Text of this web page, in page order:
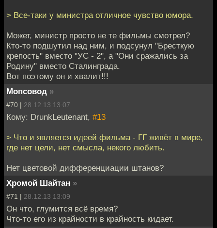
> Все-таки у министра отличное чувство юмора.
Может, министр просто не те фильмы смотрел?
Кто-то подшутил над ним, и подсунул "Бресткую
крепость" вместо "УС - 2", а "Они сражались за
Родину" вместо Сталинграда.
Вот поэтому он и хвалит!!!
Мопсовод »
#70 | 28.12.13 13:07
Кому: DrunkLeutenant, #13
> Что и является идеей фильма - ГГ живёт в мире,
где нет цели, нет смысла, некого любить.
Нет цветовой дифференциации штанов?
Хромой Шайтан »
#71 | 28.12.13 13:09
Он что, глумится всё время?
Что-то его из крайности в крайность кидает.